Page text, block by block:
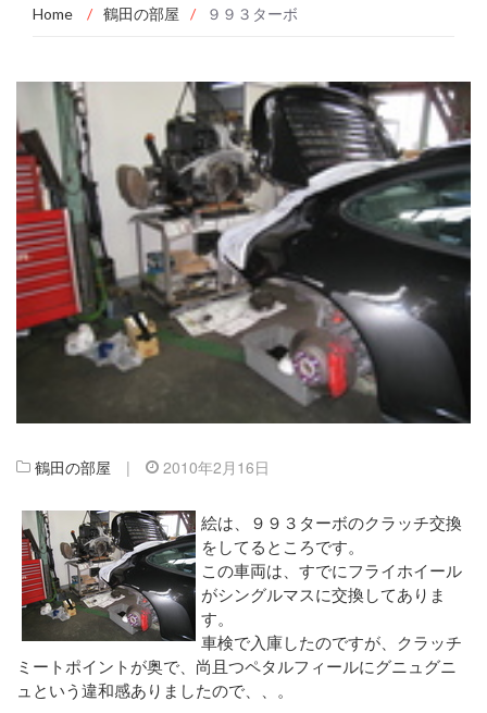
Home / 鶴田の部屋 / ９９３ターボ
鶴田の部屋 | 2010年2月16日
絵は、９９３ターボのクラッチ交換
をしてるところです。
この車両は、すでにフライホイール
がシングルマスに交換してありま
す。
車検で入庫したのですが、クラッチ
ミートポイントが奥で、尚且つペタルフィールにグニュグニ
ュという違和感ありましたので、、。